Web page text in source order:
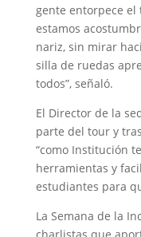
gente entorpece
estamos
nariz, sin mirar
silla de ruedas
todos”, señaló.
El Director de la
parte del tour y
“como Institución
herramientas y
estudiantes para
La Semana de la